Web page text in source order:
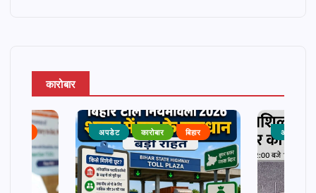
कारोबार
अपडेट कारोबार बिहार अपडेट